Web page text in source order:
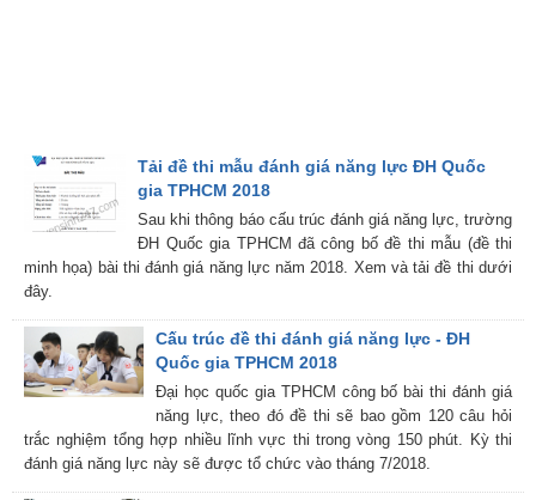
Tải đề thi mẫu đánh giá năng lực ĐH Quốc
gia TPHCM 2018
Sau khi thông báo cấu trúc đánh giá năng lực, trường
ĐH Quốc gia TPHCM đã công bố đề thi mẫu (đề thi
minh họa) bài thi đánh giá năng lực năm 2018. Xem và tải đề thi dưới
đây.
Cấu trúc đề thi đánh giá năng lực - ĐH
Quốc gia TPHCM 2018
Đại học quốc gia TPHCM công bố bài thi đánh giá
năng lực, theo đó đề thi sẽ bao gồm 120 câu hỏi
trắc nghiệm tổng hợp nhiều lĩnh vực thi trong vòng 150 phút. Kỳ thi
đánh giá năng lực này sẽ được tổ chức vào tháng 7/2018.